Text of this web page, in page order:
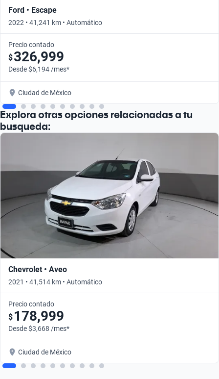
Ford • Escape
2022 • 41,241 km • Automático
Precio contado
$326,999
Desde $6,194 /mes*
Ciudad de México
Explora otras opciones relacionadas a tu
busqueda:
Chevrolet • Aveo
2021 • 41,514 km • Automático
Precio contado
$ 178,999
Desde $3,668 /mes*
Ciudad de México